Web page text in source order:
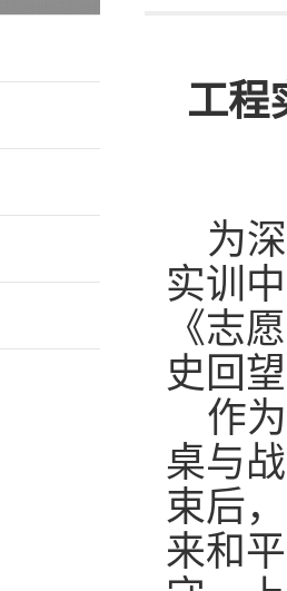
工程
为
实训
《志
史回
作
桌与
束后
来和